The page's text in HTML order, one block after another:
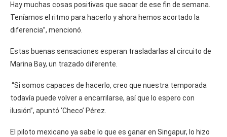
Hay muchas cosas positivas que sacar de ese fin de semana.
Teníamos el ritmo para hacerlo y ahora hemos acortado la
diferencia”, mencionó.
Estas buenas sensaciones esperan trasladarlas al circuito de
Marina Bay, un trazado diferente.
“Si somos capaces de hacerlo, creo que nuestra temporada
todavía puede volver a encarrilarse, así que lo espero con
ilusión”, apuntó ‘Checo’ Pérez.
El piloto mexicano ya sabe lo que es ganar en Singapur, lo hizo